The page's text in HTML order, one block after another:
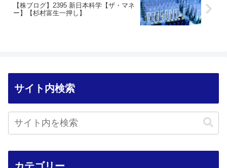
【株ブログ】2395 新日本科学【ザ・マネ
ー】【杉村富生一押し】
サイト内検索
カテゴリー